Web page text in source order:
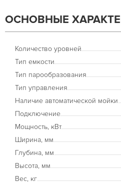
ОСНОВНЫЕ
Количество уровней
Тип емкости
Тип парообразования
Тип управления
Наличие автоматической мойки
Подключение
Мощность, кВт
Ширина, мм
Глубина, мм
Высота, мм
Вес, кг